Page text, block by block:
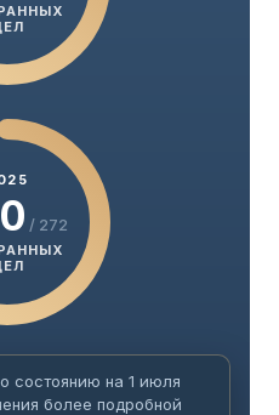
/ 272
состоянию на 1 июля
более подробной